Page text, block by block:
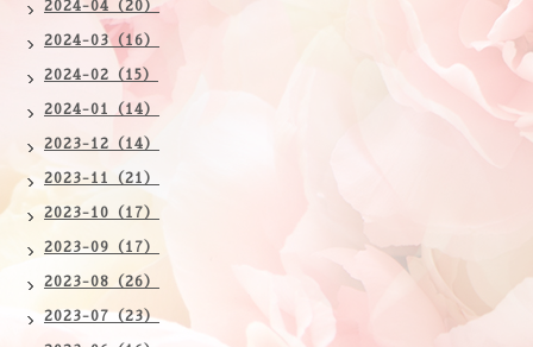
2024-04（20）
2024-03（16）
2024-02（15）
2024-01（14）
2023-12（14）
2023-11（21）
2023-10（17）
2023-09（17）
2023-08（26）
2023-07（23）